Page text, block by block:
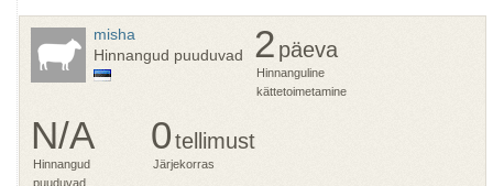
misha
Hinnangud puuduvad
2 päeva
Hinnanguline
kättetoimetamine
N/A
Hinnangud
puuduvad
0tellimust
Järjekorras